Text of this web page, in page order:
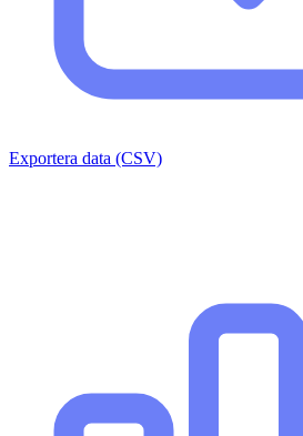
Exportera data (CSV)